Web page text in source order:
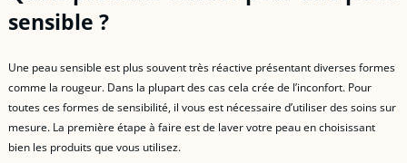
sensible ?
Une peau sensible est plus souvent très réactive présentant diverses formes
comme la rougeur. Dans la plupart des cas cela crée de l’inconfort. Pour
toutes ces formes de sensibilité, il vous est nécessaire d’utiliser des soins sur
mesure. La première étape à faire est de laver votre peau en choisissant
bien les produits que vous utilisez.